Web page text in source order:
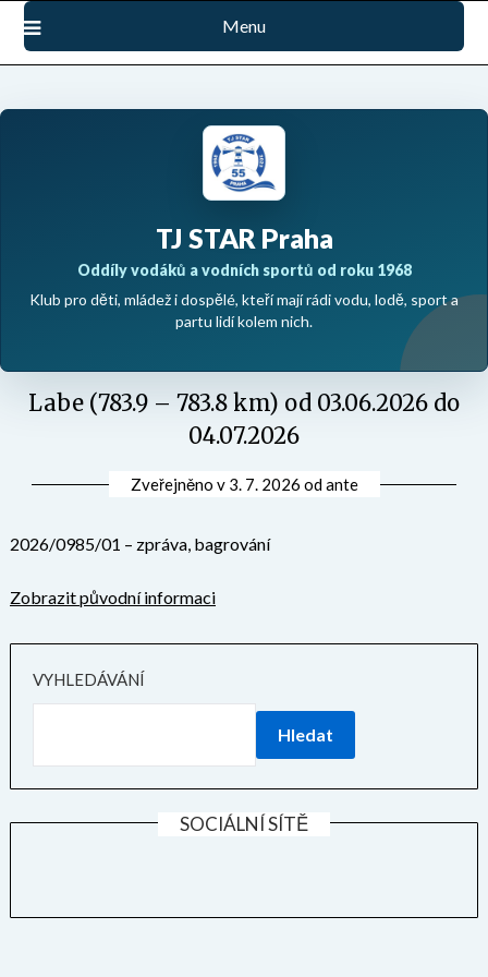
Přejdi
obsah
Menu
TJ STAR Praha
Oddíly vodáků a vodních sportů od roku 1968
Klub pro děti, mládež i dospělé, kteří mají rádi vodu, lodě, sport a
partu lidí kolem nich.
Labe (783.9 – 783.8 km) od 03.06.2026 do
04.07.2026
Zveřejněno v 3. 7. 2026 odante
2026/0985/01 – zpráva, bagrování
Zobrazit původní informaci
VYHLEDÁVÁNÍ
Hledat
SOCIÁLNÍ SÍTĚ